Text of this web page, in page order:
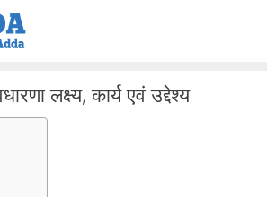
लक्ष्य, कार्य एवं उद्देश्य